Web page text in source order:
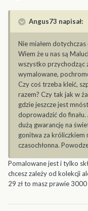
Angus73 napisał:
Nie miałem
Wiem że u nas są
wszystko przychodząc
wymalowane,
Czy coś trzeba kleić,
razem? Czy tak jak w
gdzie jeszcze jest
doprowadzić do
dużą gwarancję na
gonitwa za króliczkiem
czasochłonna.
Pomalowane jest i tylko
chcesz zależy od kolekcji
29 zł to masz prawie 3000